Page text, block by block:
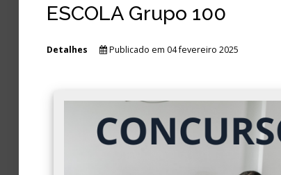
ESCOLA Grupo 100
Detalhes Publicado em 04 fevereiro 2025